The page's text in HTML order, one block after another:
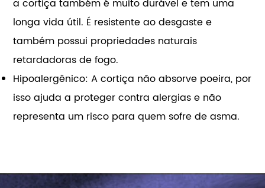
a cortiça também é muito durável e tem uma
longa vida útil. É resistente ao desgaste e
também possui propriedades naturais
retardadoras de fogo.
Hipoalergênico: A cortiça não absorve poeira, por
isso ajuda a proteger contra alergias e não
representa um risco para quem sofre de asma.